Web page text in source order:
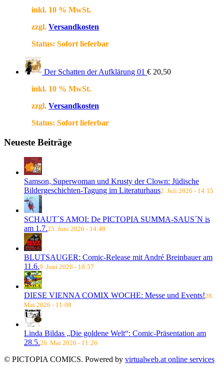
inkl. 10 % MwSt.
zzgl. Versandkosten
Status: Sofort lieferbar
Der Schatten der Aufklärung 01 € 20,50
inkl. 10 % MwSt.
zzgl. Versandkosten
Status: Sofort lieferbar
Neueste Beiträge
Samson, Superwoman und Krusty der Clown: Jüdische
Bildergeschichten-Tagung im Literaturhaus2. Juli 2026 - 14:15
SCHAUT´S AMOI: De PICTOPIA SUMMA-SAUS´N is
am 1.7.25. Juni 2026 - 14:48
BLUTSAUGER: Comic-Release mit André Breinbauer am
11.6.9. Juni 2026 - 10:57
DIESE VIENNA COMIX WOCHE: Messe und Events!28.
Mai 2026 - 11:08
Linda Bildas „Die goldene Welt“: Comic-Präsentation am
28.5.26. Mai 2026 - 11:26
© PICTOPIA COMICS. Powered by virtualweb.at online services